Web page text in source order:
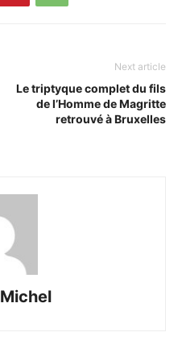
Next article
Le triptyque complet du fils
de l’Homme de Magritte
retrouvé à Bruxelles